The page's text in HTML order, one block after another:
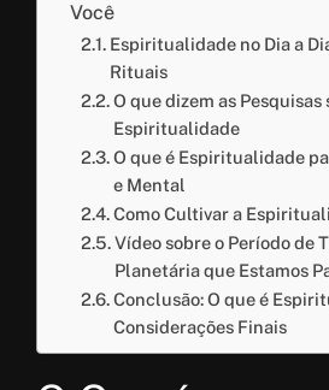
Você
Espiritualidade no Dia a
Rituais
O que dizem as Pesquisas
Espiritualidade
O que é Espiritualidade
e Mental
Como Cultivar a
Vídeo sobre o Período de
Planetária que Estamos
Conclusão: O que é
Considerações Finais